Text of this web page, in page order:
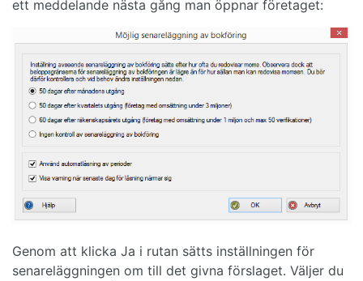
ett meddelande nästa gång man öppnar företaget:
Genom att klicka Ja i rutan sätts inställningen för
senareläggningen om till det givna förslaget. Väljer du